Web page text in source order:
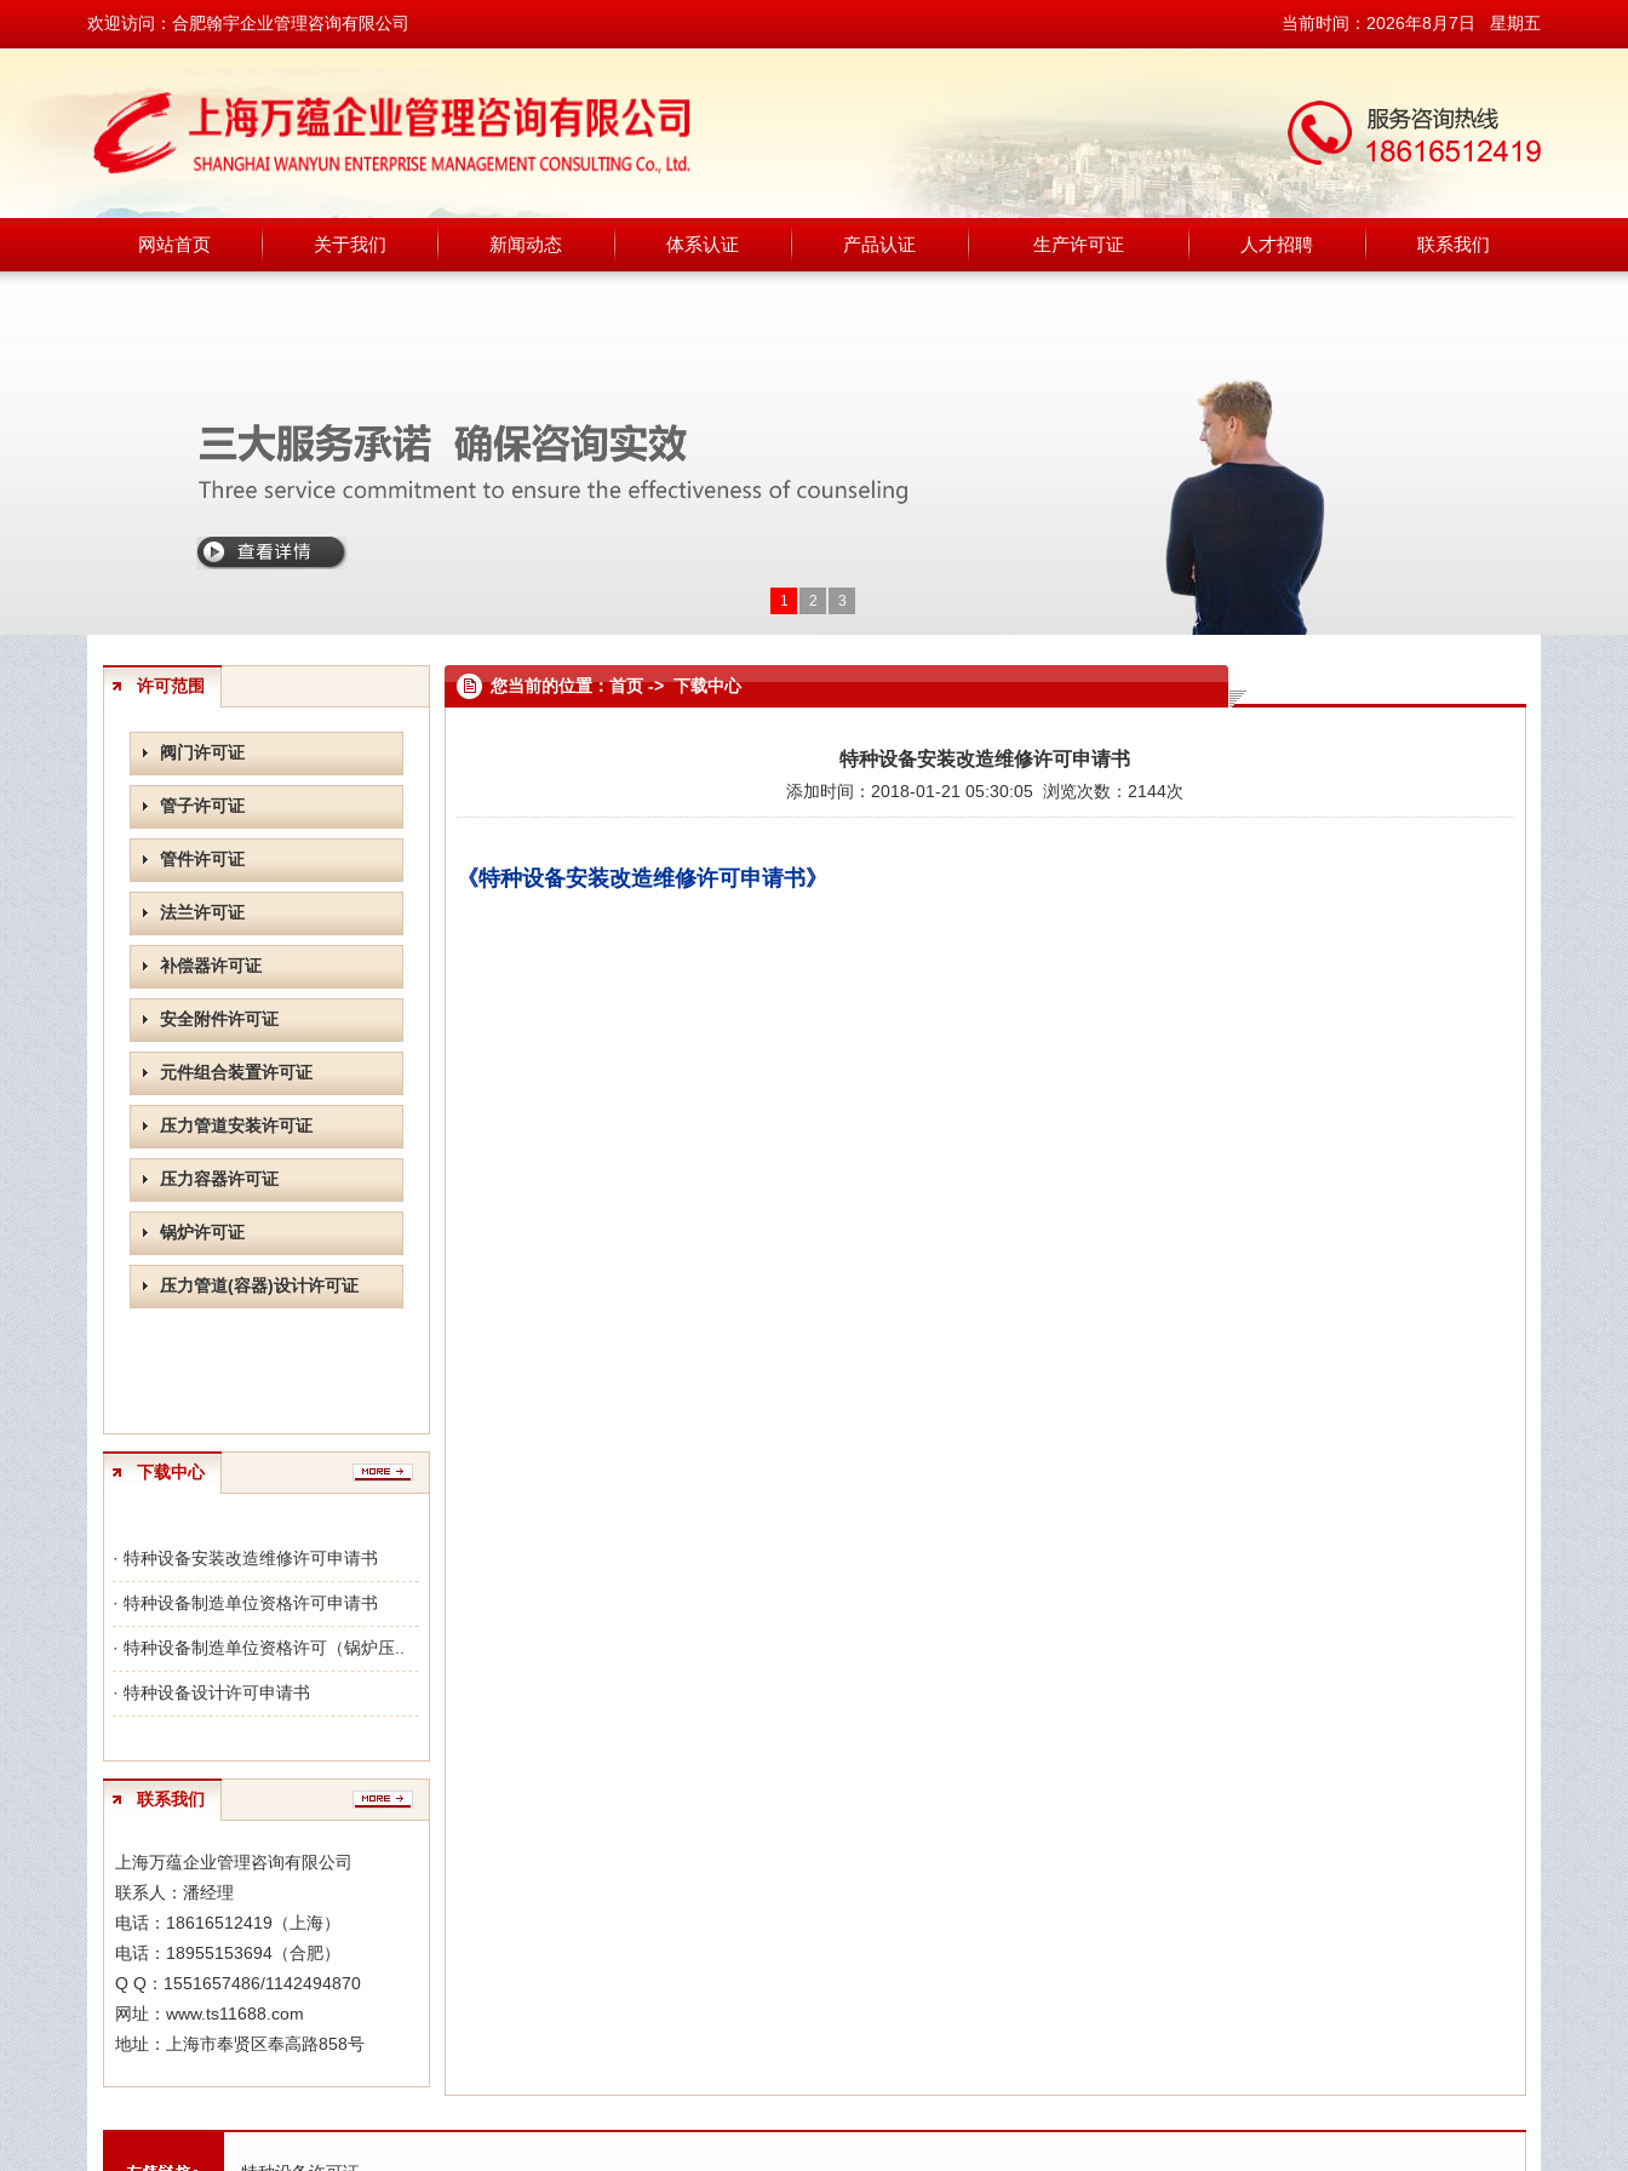
欢迎访问：合肥翰宇企业管理咨询有限公司 当前时间： 2026年8月7日 星期五
网站首页 关于我们 新闻动态 体系认证 产品认证 生产许可证 人才招聘 联系我们
1 2 3
许可范围
阀门许可证
管子许可证
管件许可证
法兰许可证
补偿器许可证
安全附件许可证
元件组合装置许可证
压力管道安装许可证
压力容器许可证
锅炉许可证
压力管道(容器)设计许可证
下载中心
· 特种设备安装改造维修许可申请书
· 特种设备制造单位资格许可申请书
· 特种设备制造单位资格许可（锅炉压..
· 特种设备设计许可申请书
联系我们
上海万蕴企业管理咨询有限公司
联系人：潘经理
电话：18616512419（上海）
电话：18955153694（合肥）
Q Q：1551657486/1142494870
网址：www.ts11688.com
地址：上海市奉贤区奉高路858号
您当前的位置：首页 -> 下载中心
特种设备安装改造维修许可申请书
添加时间：2018-01-21 05:30:05 浏览次数：2144次
《特种设备安装改造维修许可申请书》